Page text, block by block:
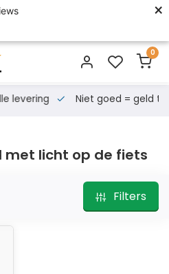
×
0
levering Niet goed = geld
licht op de fiets
Filters